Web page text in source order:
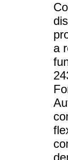
a